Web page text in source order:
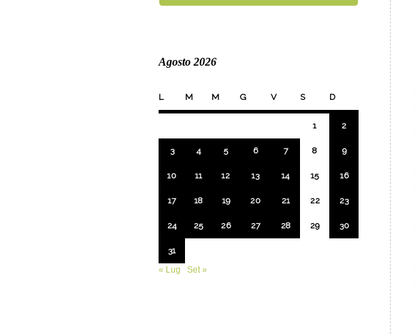
Agosto 2026
L M M G V S D
1 2
3 4 5 6 7 8 9
10 11 12 13 14 15 16
17 18 19 20 21 22 23
24 25 26 27 28 29 30
31
« Lug
Set »